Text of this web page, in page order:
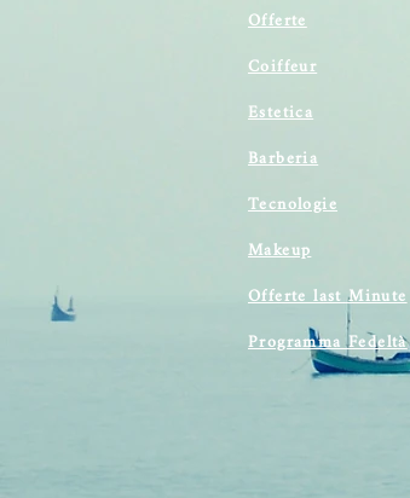
Offerte
Coiffeur
Estetica
Barberia
Tecnologie
Makeup
Offerte last Minute
Programma Fedeltà